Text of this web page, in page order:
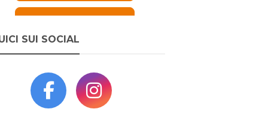
SUI SOCIAL